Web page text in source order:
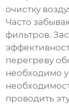
очистку
Часто
фильтров.
перегреву
необходимо
проводить